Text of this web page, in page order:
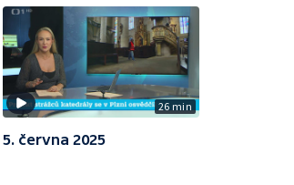
26 min
5. června 2025